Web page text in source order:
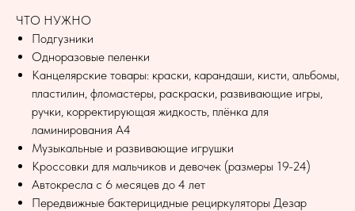
ЧТО НУЖНО
Подгузники
Одноразовые пеленки
Канцелярские товары: краски, карандаши, кисти, альбомы,
пластилин, фломастеры, раскраски, развивающие игры,
ручки, корректирующая жидкость, плёнка для
ламинирования А4
Музыкальные и развивающие игрушки
Кроссовки для мальчиков и девочек (размеры 19-24)
Автокресла с 6 месяцев до 4 лет
Передвижные бактерицидные рециркуляторы Дезар